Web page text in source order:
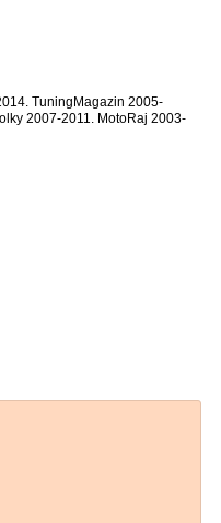
TuningMagazin 2005-
2007-2011. MotoRaj 2003-